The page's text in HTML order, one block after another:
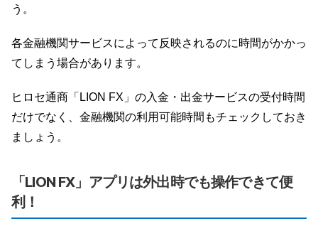
う。
各金融機関サービスによって反映されるのに時間がかかっ
てしまう場合があります。
ヒロセ通商「LION FX」の入金・出金サービスの受付時間
だけでなく、金融機関の利用可能時間もチェックしておき
ましょう。
「LION FX」アプリは外出時でも操作できて便
利！